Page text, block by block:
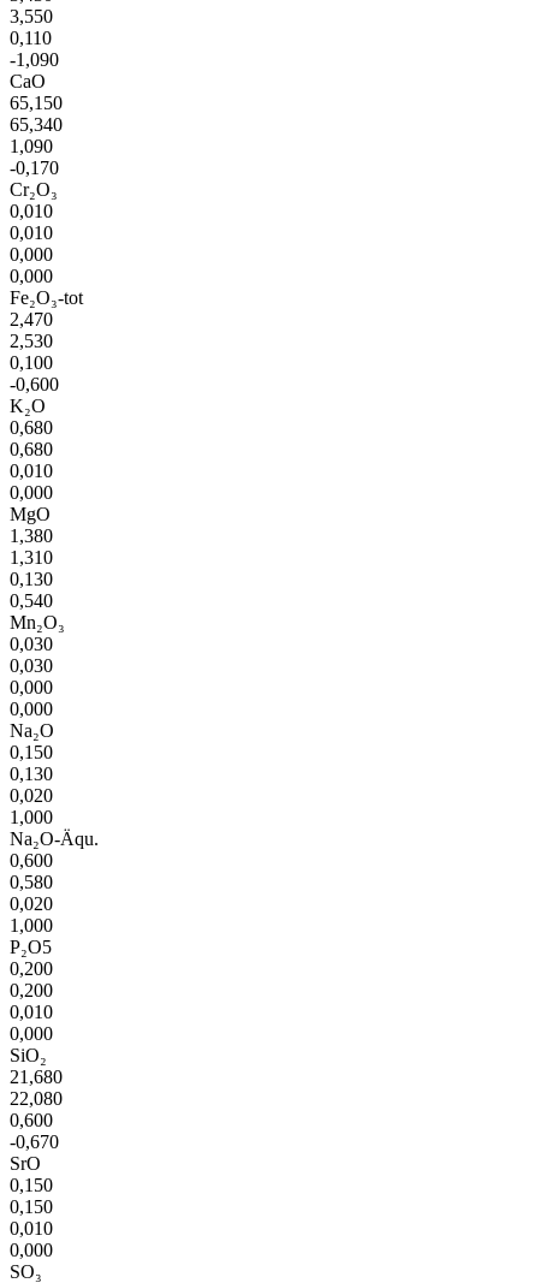
3,550
0,110
-1,090
CaO
65,150
65,340
1,090
-0,170
Cr₂O₃
0,010
0,010
0,000
0,000
Fe₂O₃-tot
2,470
2,530
0,100
-0,600
K₂O
0,680
0,680
0,010
0,000
MgO
1,380
1,310
0,130
0,540
Mn₂O₃
0,030
0,030
0,000
0,000
Na₂O
0,150
0,130
0,020
1,000
Na₂O-Äqu.
0,600
0,580
0,020
1,000
P₂O5
0,200
0,200
0,010
0,000
SiO₂
21,680
22,080
0,600
-0,670
SrO
0,150
0,150
0,010
0,000
SO₃